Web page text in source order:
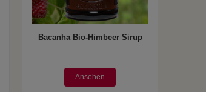
Bacanha Bio-Himbeer Sirup
Ansehen